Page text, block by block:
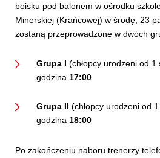
boisku pod balonem w ośrodku
Minerskiej (Krańcowej) w środę, 23
zostaną przeprowadzone w dwóch
Grupa I (chłopcy urodzeni od
godzina 17:00
Grupa II (chłopcy urodzeni od
godzina 18:00
Po zakończeniu naboru trenerzy